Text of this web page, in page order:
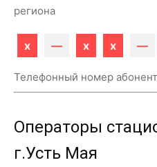
региона
x — x x —
Телефонный номер
Операторы
г.Усть Мая